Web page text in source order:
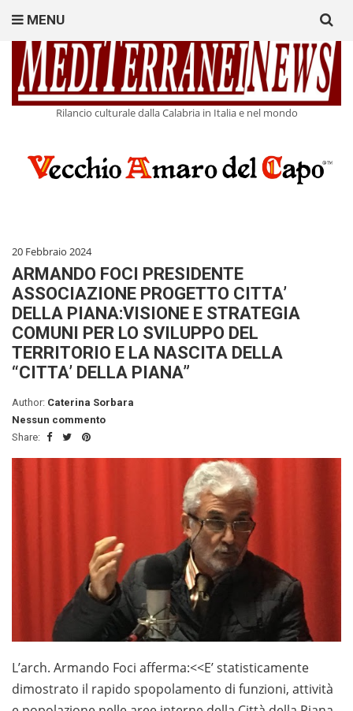
Rilancio culturale dalla Calabria in Italia e nel mondo
MENU
for:
20 Febbraio 2024
ARMANDO FOCI PRESIDENTE
ASSOCIAZIONE PROGETTO CITTA’
DELLA PIANA:VISIONE E STRATEGIA
COMUNI PER LO SVILUPPO DEL
TERRITORIO E LA NASCITA DELLA
“CITTA’ DELLA PIANA”
Author: Caterina Sorbara
Nessun commento
Share:
L’arch. Armando Foci afferma:<<E’ statisticamente
dimostrato il rapido spopolamento di funzioni, attività